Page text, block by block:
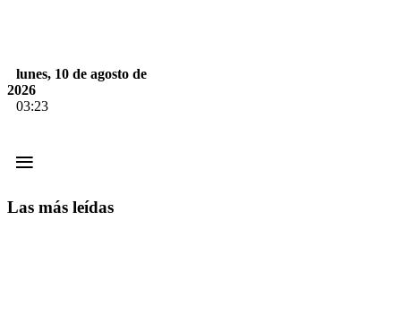
lunes, 10 de agosto de
2026
03:23
≡
Las más leídas